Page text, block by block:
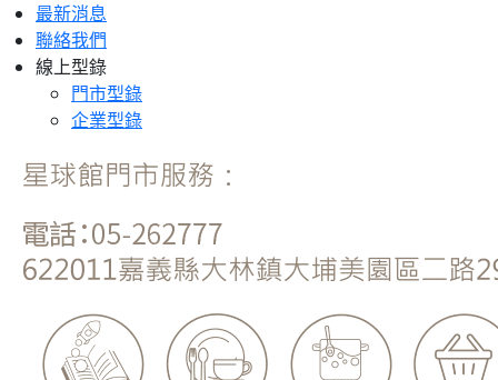
最新消息
聯絡我們
線上型錄
門市型錄
企業型錄